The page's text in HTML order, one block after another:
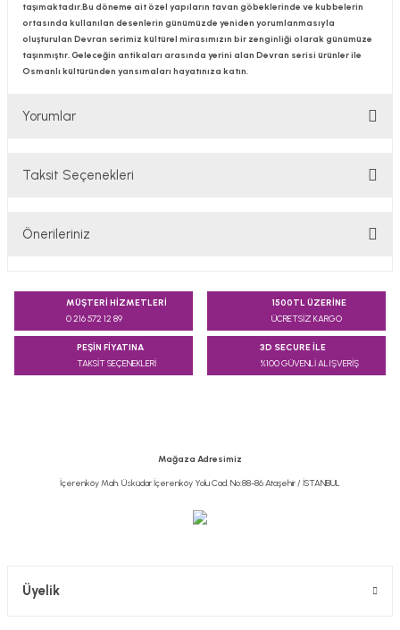
taşımaktadır.Bu döneme ait özel yapıların tavan göbeklerinde ve kubbelerin
ortasında kullanılan desenlerin günümüzde yeniden yorumlanmasıyla
oluşturulan Devran serimiz kültürel mirasımızın bir zenginliği olarak günümüze
taşınmıştır. Geleceğin antikaları arasında yerini alan Devran serisi ürünler ile
Osmanlı kültüründen yansımaları hayatınıza katın.
Yorumlar
Taksit Seçenekleri
Önerileriniz
konularda yetersiz gördüğünüz noktaları öneri formunu
kullanarak tarafımıza iletebilirsiniz.
Ürün resmi kalitesiz, bozuk veya görüntülenemiyor.
MÜŞTERİ HİZMETLERİ
0 216 572 12 89
1500TL ÜZERİNE
ÜCRETSİZ KARGO
PEŞİN FİYATINA
TAKSİT SEÇENEKLERİ
3D SECURE İLE
%100 GÜVENLİ ALIŞVERİŞ
Mağaza Adresimiz
İçerenköy Mah. Üsküdar İçerenköy Yolu Cad. No:88-86 Ataşehir / İSTANBUL
Üyelik